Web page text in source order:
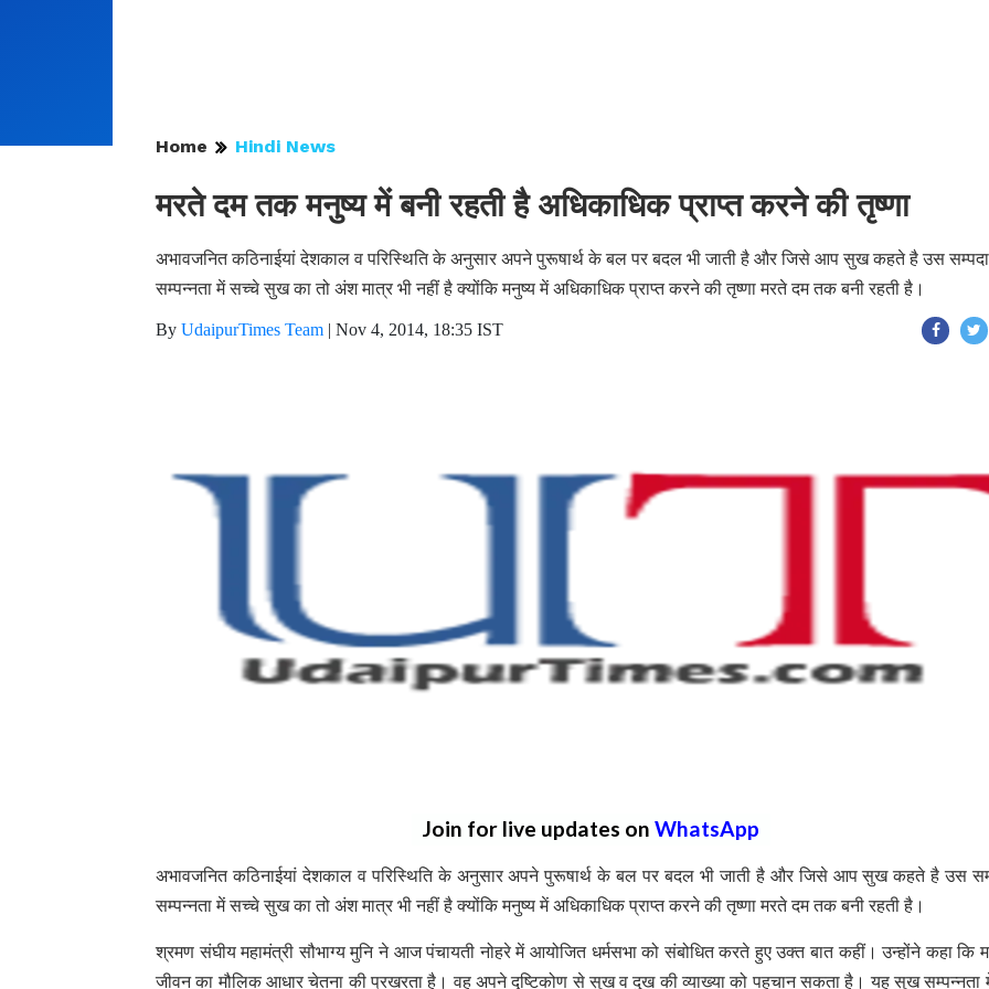
Home Hindi News
मरते दम तक मनुष्य में बनी रहती है अधिकाधिक प्राप्त करने की तृष्णा
अभावजनित कठिनाईयां देशकाल व परिस्थिति के अनुसार अपने पुरूषार्थ के बल पर बदल भी जाती है और जिसे आप सुख कहते है उस
सम्पन्नता में सच्चे सुख का तो अंश मात्र भी नहीं है क्योंकि मनुष्य में अधिकाधिक प्राप्त करने की तृष्णा मरते दम तक बनी रहती है।
By UdaipurTimes Team | Nov 4, 2014, 18:35 IST
Join for live updates on WhatsApp
अभावजनित कठिनाईयां देशकाल व परिस्थिति के अनुसार अपने पुरूषार्थ के बल पर बदल भी जाती है और जिसे आप सुख कहते है उस
सम्पन्नता में सच्चे सुख का तो अंश मात्र भी नहीं है क्योंकि मनुष्य में अधिकाधिक प्राप्त करने की तृष्णा मरते दम तक बनी रहती है।
श्रमण संघीय महामंत्री सौभाग्य मुनि ने आज पंचायती नोहरे में आयोजित धर्मसभा को संबोधित करते हुए उक्त बात कहीं। उन्होंने कहा कि
जीवन का मौलिक आधार चेतना की प्रखरता है। वह अपने दृष्टिकोण से सुख व दुख की व्याख्या को पहचान सकता है। यह सुख सम्पन्नता